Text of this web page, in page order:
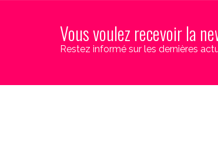
Vous voulez recevoir la
Restez informé sur les dernières